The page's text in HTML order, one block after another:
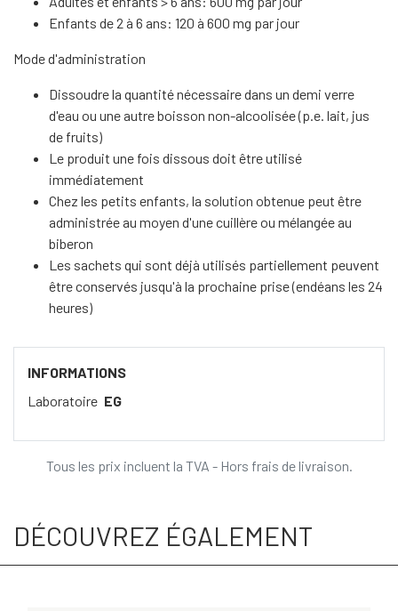
Enfants de 2 à 6 ans: 120 à 600 mg par jour
Mode d'administration
Dissoudre la quantité nécessaire dans un demi verre
d'eau ou une autre boisson non-alcoolisée (p.e. lait, jus
de fruits)
Le produit une fois dissous doit être utilisé
immédiatement
Chez les petits enfants, la solution obtenue peut être
administrée au moyen d'une cuillère ou mélangée au
biberon
Les sachets qui sont déjà utilisés partiellement peuvent
être conservés jusqu'à la prochaine prise (endéans les 24
heures)
INFORMATIONS
Laboratoire EG
Tous les prix incluent la TVA - Hors frais de livraison.
DÉCOUVREZ ÉGALEMENT